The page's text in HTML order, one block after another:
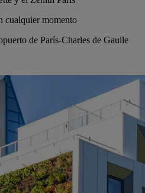
cualquier momento
de París-Charles de Gaulle